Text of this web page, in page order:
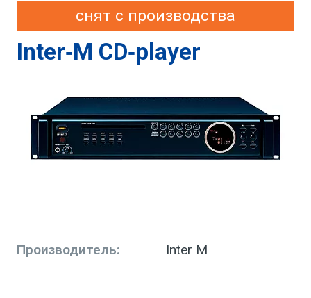
снят с производства
Inter‑M CD‑player
Производитель: Inter M